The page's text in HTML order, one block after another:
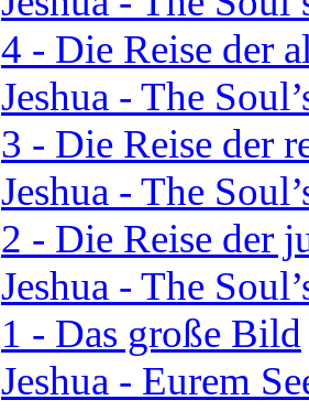
4 - Die Reise der
Jeshua - The
3 - Die Reise der
Jeshua - The
2 - Die Reise der
Jeshua - The
1 - Das große Bild
Jeshua - Eurem